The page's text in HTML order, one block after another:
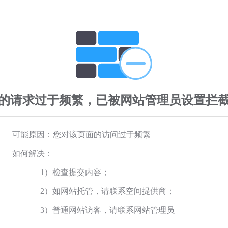
请求过于频繁，已被网站管理员设置拦
可能原因：您对该页面的访问过于频繁
如何解决：
1）检查提交内容；
2）如网站托管，请联系空间提供商；
3）普通网站访客，请联系网站管理员